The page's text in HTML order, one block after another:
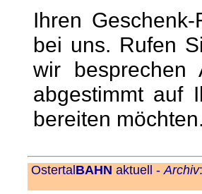
Ihren
bei uns. Rufen
wir
abgestimmt auf
bereiten
Ostertal BAHN aktuell -Archiv: